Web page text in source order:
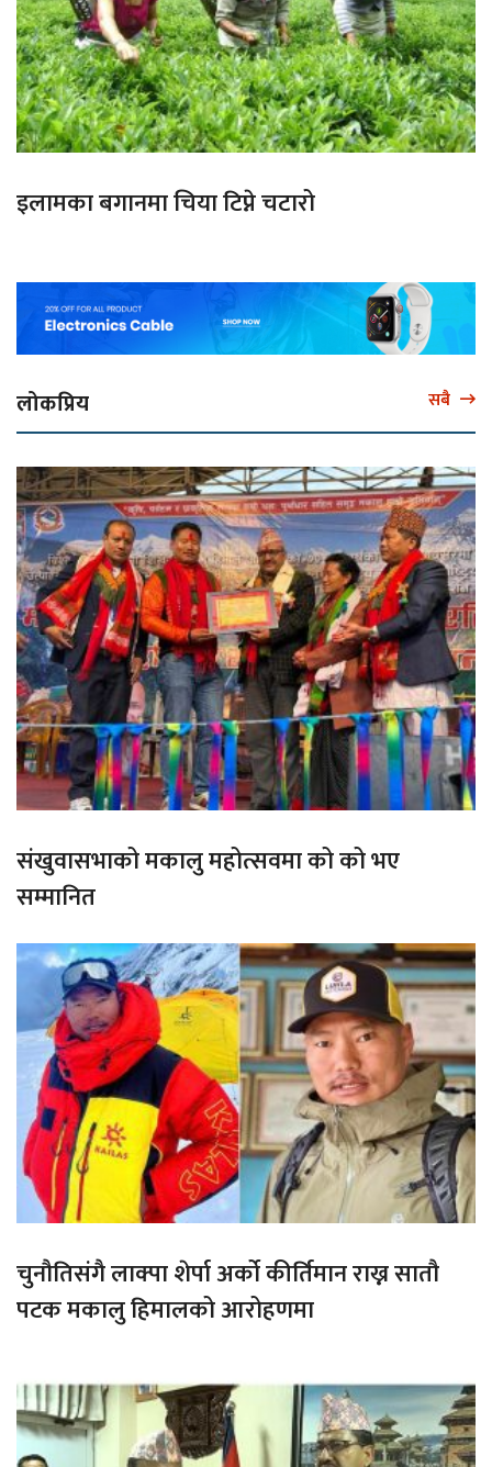
इलामका बगानमा चिया टिप्ने चटारो
लोकप्रिय सबै
संखुवासभाको मकालु महोत्सवमा को को भए
सम्मानित
चुनौतिसंगै लाक्पा शेर्पा अर्को कीर्तिमान राख्न सातौ
पटक मकालु हिमालको आरोहणमा